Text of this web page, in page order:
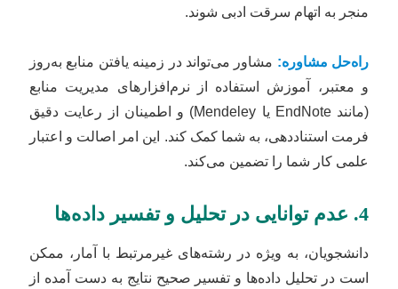
منجر به اتهام سرقت ادبی شوند.
راه‌حل مشاوره:مشاور می‌تواند در زمینه یافتن منابع به‌روز
و معتبر، آموزش استفاده از نرم‌افزارهای مدیریت منابع
(مانند EndNote یا Mendeley) و اطمینان از رعایت دقیق
فرمت استناددهی، به شما کمک کند. این امر اصالت و اعتبار
علمی کار شما را تضمین می‌کند.
دانشجویان، به ویژه در رشته‌های غیرمرتبط با آمار، ممکن
است در تحلیل داده‌ها و تفسیر صحیح نتایج به دست آمده از